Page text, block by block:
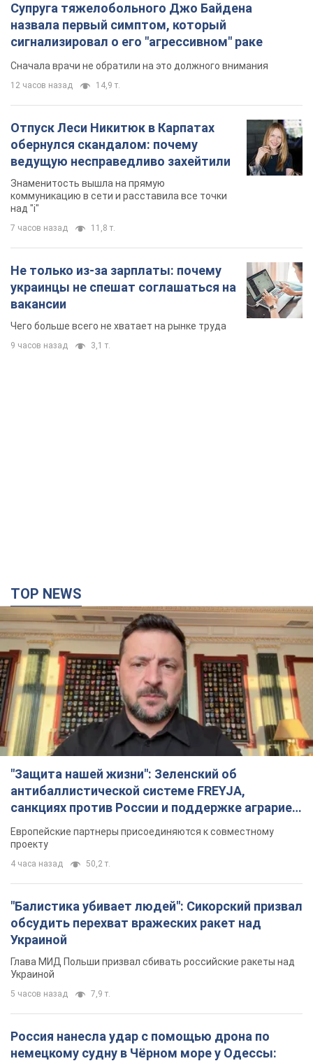
Супруга тяжелобольного Джо Байдена
назвала первый симптом, который
сигнализировал о его "агрессивном" раке
Сначала врачи не обратили на это должного внимания
12 часов назад 14,9 т.
Отпуск Леси Никитюк в Карпатах
обернулся скандалом: почему
ведущую несправедливо захейтили
Знаменитость вышла на прямую
коммуникацию в сети и расставила все точки
над "i"
7 часов назад 11,8 т.
Не только из-за зарплаты: почему
украинцы не спешат соглашаться на
вакансии
Чего больше всего не хватает на рынке труда
9 часов назад 3,1 т.
TOP NEWS
"Защита нашей жизни": Зеленский об
антибаллистической системе FREYJA,
санкциях против России и поддержке аграриев.
Видео
Европейские партнеры присоединяются к совместному
проекту
4 часа назад 50,2 т.
"Балистика убивает людей": Сикорский призвал
обсудить перехват вражеских ракет над
Украиной
Глава МИД Польши призвал сбивать российские ракеты над
Украиной
5 часов назад 7,9 т.
Россия нанесла удар с помощью дрона по
немецкому судну в Чёрном море у Одессы: